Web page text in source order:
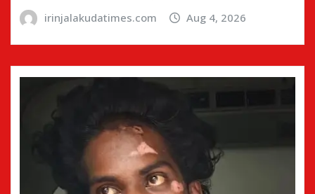
irinjalakudatimes.com Aug 4, 2026